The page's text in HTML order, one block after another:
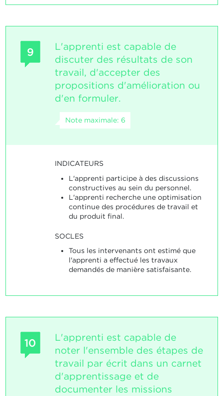
9
L'apprenti est capable de
discuter des résultats de son
travail, d'accepter des
propositions d'amélioration ou
d'en formuler.
Note maximale: 6
INDICATEURS
L'apprenti participe à des discussions
constructives au sein du personnel.
L'apprenti recherche une optimisation
continue des procédures de travail et
du produit final.
SOCLES
Tous les intervenants ont estimé que
l'apprenti a effectué les travaux
demandés de manière satisfaisante.
10
L'apprenti est capable de
noter l'ensemble des étapes de
travail par écrit dans un carnet
d'apprentissage et de
documenter les missions